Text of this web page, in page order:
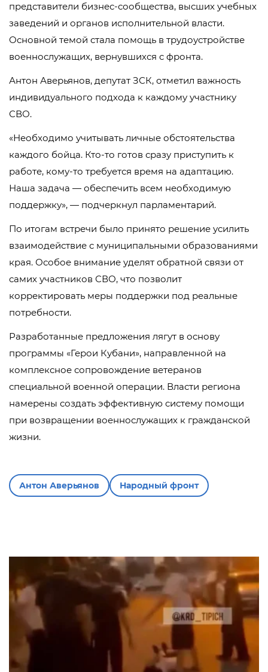
представители бизнес-сообщества, высших учебных
заведений и органов исполнительной власти.
Основной темой стала помощь в трудоустройстве
военнослужащих, вернувшихся с фронта.
Антон Аверьянов, депутат ЗСК, отметил важность
индивидуального подхода к каждому участнику
СВО.
«Необходимо учитывать личные обстоятельства
каждого бойца. Кто-то готов сразу приступить к
работе, кому-то требуется время на адаптацию.
Наша задача — обеспечить всем необходимую
поддержку», — подчеркнул парламентарий.
По итогам встречи было принято решение усилить
взаимодействие с муниципальными образованиями
края. Особое внимание уделят обратной связи от
самих участников СВО, что позволит
корректировать меры поддержки под реальные
потребности.
Разработанные предложения лягут в основу
программы «Герои Кубани», направленной на
комплексное сопровождение ветеранов
специальной военной операции. Власти региона
намерены создать эффективную систему помощи
при возвращении военнослужащих к гражданской
жизни.
Антон Аверьянов Народный фронт